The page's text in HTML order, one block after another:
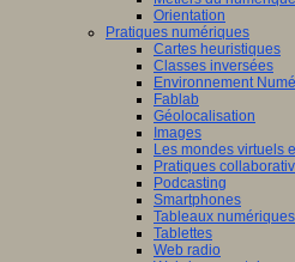
Orientation
Pratiques numériques
Cartes heuristiques
Classes inversées
Environnement
Fablab
Géolocalisation
Images
Les mondes virtuels
Pratiques
Podcasting
Smartphones
Tableaux numériques
Tablettes
Web radio